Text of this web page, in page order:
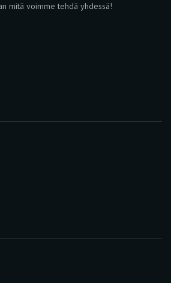
mitä voimme tehdä yhdessä!